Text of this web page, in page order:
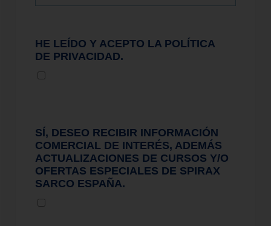
HE LEÍDO Y ACEPTO LA POLÍTICA
DE PRIVACIDAD.
SÍ, DESEO RECIBIR INFORMACIÓN
COMERCIAL DE INTERÉS, ADEMÁS
ACTUALIZACIONES DE CURSOS Y/O
OFERTAS ESPECIALES DE SPIRAX
SARCO ESPAÑA.